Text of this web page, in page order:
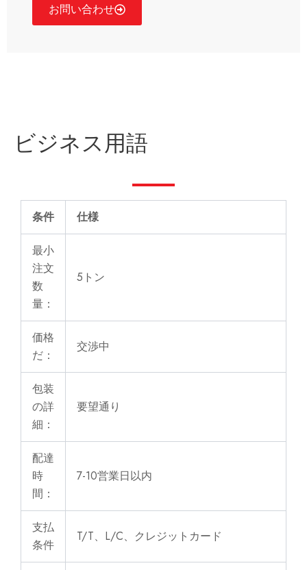
お問い合わせ
ビジネス用語
条件 仕様
最小
注文
数
量：
5トン
価格
だ：
交渉中
包装
の詳
細：
要望通り
配達
時
間：
7-10営業日以内
支払
条件
T/T、L/C、クレジットカード